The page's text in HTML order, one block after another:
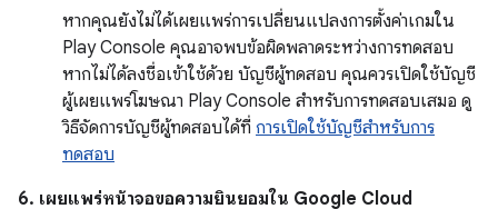
หากคุณยังไม่ได้เผยแพร่การเปลี่ยนแปลงการตั้งค่าเกมใน
Play Console คุณอาจพบข้อผิดพลาดระหว่างการทดสอบ
หากไม่ได้ลงชื่อเข้าใช้ด้วย บัญชีผู้ทดสอบ คุณควรเปิดใช้บัญชี
ผู้เผยแพร่โฆษณา Play Console สำหรับการทดสอบเสมอ ดู
วิธีจัดการบัญชีผู้ทดสอบได้ที่ การเปิดใช้บัญชีสำหรับการ
ทดสอบ
6. เผยแพร่หน้าจอขอความยินยอมใน Google Cloud